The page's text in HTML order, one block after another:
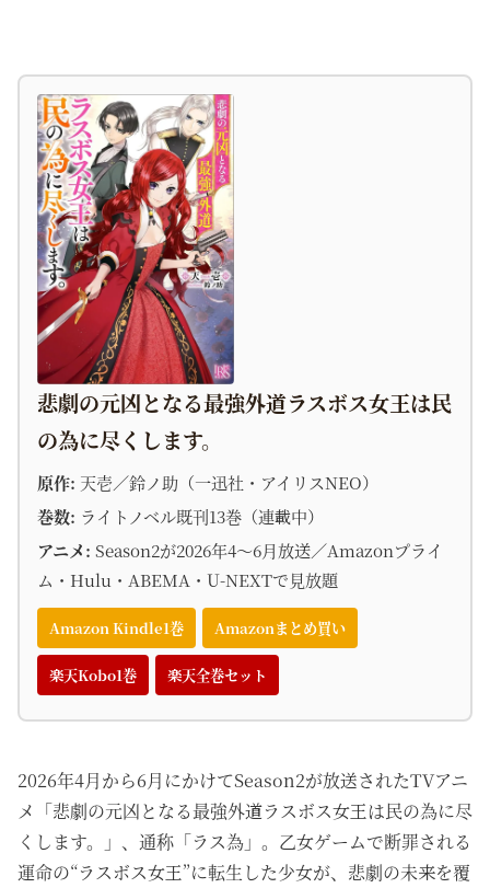
悲劇の元凶となる最強外道ラスボス女王は民
の為に尽くします。
原作: 天壱／鈴ノ助（一迅社・アイリスNEO）
巻数: ライトノベル既刊13巻（連載中）
アニメ: Season2が2026年4〜6月放送／Amazonプライ
ム・Hulu・ABEMA・U-NEXTで見放題
Amazon Kindle1巻 Amazonまとめ買い
楽天Kobo1巻 楽天全巻セット
2026年4月から6月にかけてSeason2が放送されたTVアニ
メ「悲劇の元凶となる最強外道ラスボス女王は民の為に尽
くします。」、通称「ラス為」。乙女ゲームで断罪される
運命の“ラスボス女王”に転生した少女が、悲劇の未来を覆